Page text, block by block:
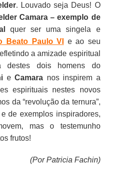
. Louvado seja Deus! O
Camara – exemplo de
quer ser uma singela e
Beato Paulo VI
e ao seu
a amizade espiritual
destes dois homens do
eCamara nos inspirem a
espirituais nestes novos
da “revolução da ternura”,
de exemplos inspiradores,
mas o testemunho
frutos!
(Por Patricia Fachin)